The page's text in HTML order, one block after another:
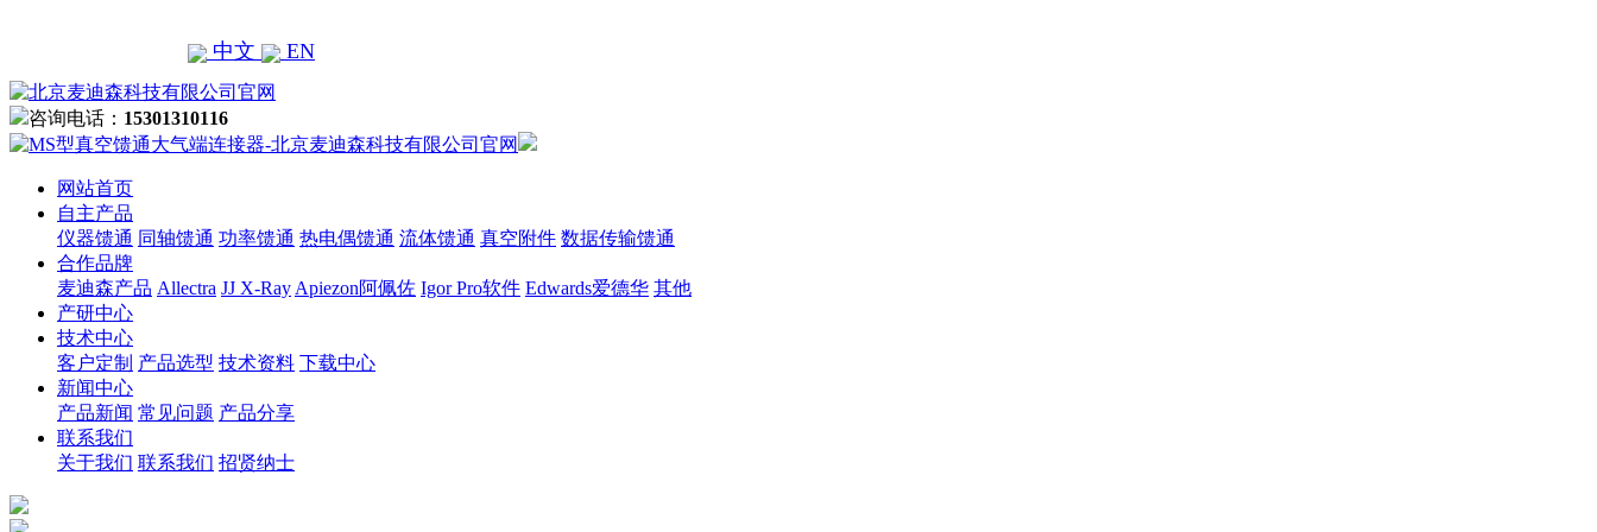
中文 EN
咨询电话： 15301310116
网站首页
自主产品
仪器馈通 同轴馈通 功率馈通 热电偶馈通 流体馈通 真空附件 数据传输馈通
合作品牌
麦迪森产品 Allectra JJ X-Ray Apiezon阿佩佐 Igor Pro软件 Edwards爱德华 其他
产研中心
技术中心
客户定制 产品选型 技术资料 下载中心
新闻中心
产品新闻 常见问题 产品分享
联系我们
关于我们 联系我们 招贤纳士